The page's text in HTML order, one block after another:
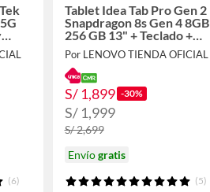
(6)
Tablet Idea Tab Pro Gen 2
Snapdragon 8s Gen 4 8GB
256 GB 13" + Teclado +
Lapiz + Garantía ADP ONE
Por LENOVO TIENDA OFICIAL
S/ 1,899 -30%
S/ 1,999
S/ 2,699
Envíogratis
(5)